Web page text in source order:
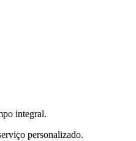
integral.
personalizado.